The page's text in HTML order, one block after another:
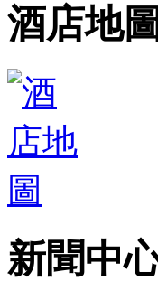
酒店地圖
新聞中